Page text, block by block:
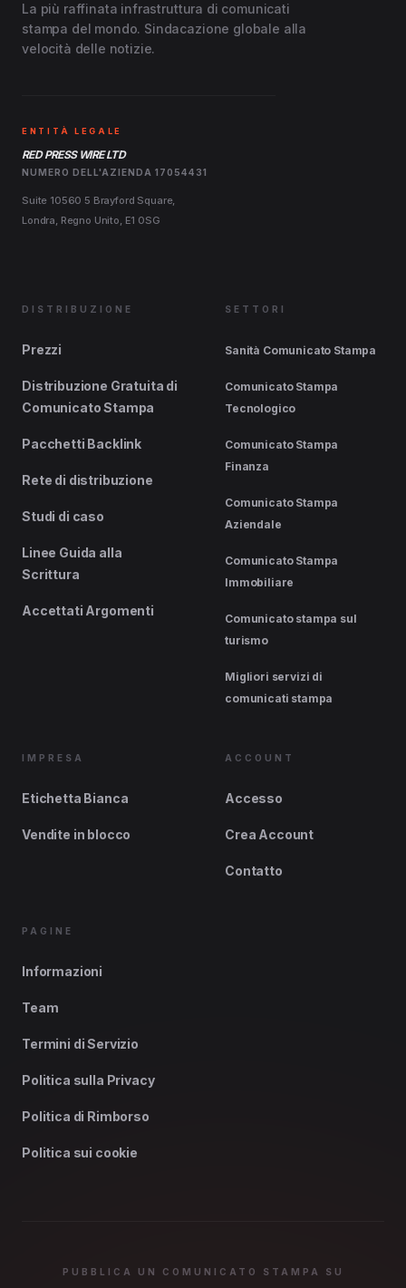
La più raffinata infrastruttura di comunicati
stampa del mondo. Sindacazione globale alla
velocità delle notizie.
ENTITÀ LEGALE
RED PRESS WIRE LTD
NUMERO DELL'AZIENDA 17054431
Suite 10560 5 Brayford Square,
Londra, Regno Unito, E1 0SG
DISTRIBUZIONE
Prezzi
Distribuzione Gratuita di
Comunicato Stampa
Pacchetti Backlink
Rete di distribuzione
Studi di caso
Linee Guida alla
Scrittura
Accettati Argomenti
SETTORI
Sanità Comunicato Stampa
Comunicato Stampa
Tecnologico
Comunicato Stampa
Finanza
Comunicato Stampa
Aziendale
Comunicato Stampa
Immobiliare
Comunicato stampa sul
turismo
Migliori servizi di
comunicati stampa
IMPRESA
Etichetta Bianca
Vendite in blocco
ACCOUNT
Accesso
Crea Account
Contatto
PAGINE
Informazioni
Team
Termini di Servizio
Politica sulla Privacy
Politica di Rimborso
Politica sui cookie
PUBBLICA UN COMUNICATO STAMPA SU